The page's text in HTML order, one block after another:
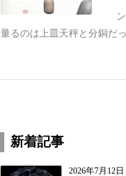
量るのは上皿天秤と分銅だ
新着記事
2026年7月12日